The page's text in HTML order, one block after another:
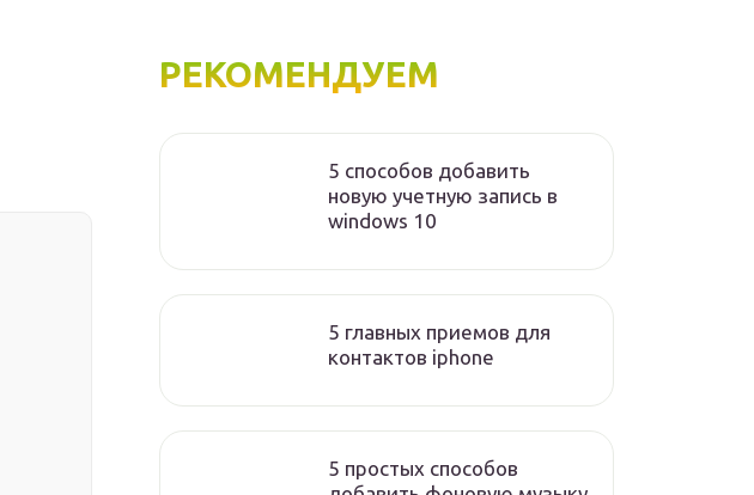
РЕКОМЕНДУЕМ
5 способов добавить
новую учетную запись в
windows 10
5 главных приемов для
контактов iphone
5 простых способов